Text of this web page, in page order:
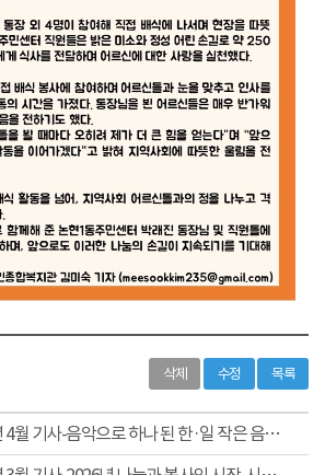
삭제 수정 목록
2026년 4월 기사-음악으로 하나 된 한·일 작은 음악회(정은조 기자)